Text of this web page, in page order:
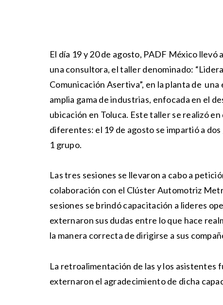
El día 19 y 20 de agosto, PADF México llevó
una consultora, el taller denominado:
Comunicación Asertiva”, en la planta de una
amplia gama de industrias, enfocada en el
ubicación en Toluca. Este taller se realizó
diferentes: el 19 de agosto se impartió a dos
1 grupo.
Las tres sesiones se llevaron a cabo a
colaboración con el Clúster Automotriz
sesiones se brindó capacitación a lideres
externaron sus dudas entre lo que hace
la manera correcta de dirigirse a sus
La retroalimentación de las y los asistentes
externaron el agradecimiento de dicha